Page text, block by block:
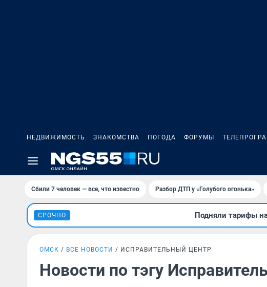
НЕДВИЖИМОСТЬ ЗНАКОМСТВА ПОГОДА ФОРУМЫ
Сбили 7 человек — все, что известно Разбор ДТП у «Голубого огонька»
СРОЧНО Подняли тарифы
ОМСК ВСЕ НОВОСТИ ИСПРАВИТЕЛЬНЫЙ ЦЕНТР
Новости по тэгу